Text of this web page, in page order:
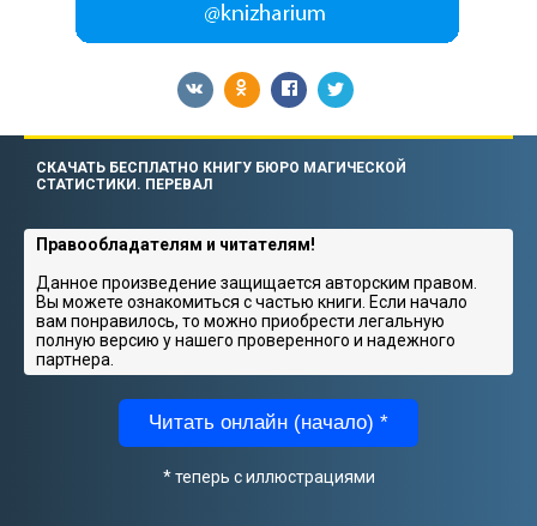
СКАЧАТЬ БЕСПЛАТНО КНИГУ БЮРО МАГИЧЕСКОЙ
СТАТИСТИКИ. ПЕРЕВАЛ
Правообладателям и читателям!
Данное произведение защищается авторским правом.
Вы можете ознакомиться с частью книги. Если начало
вам понравилось, то можно приобрести легальную
полную версию у нашего проверенного и надежного
партнера.
Читать онлайн (начало) *
* теперь с иллюстрациями